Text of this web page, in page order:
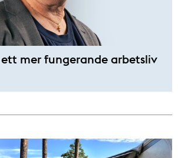
mer fungerande arbetsliv